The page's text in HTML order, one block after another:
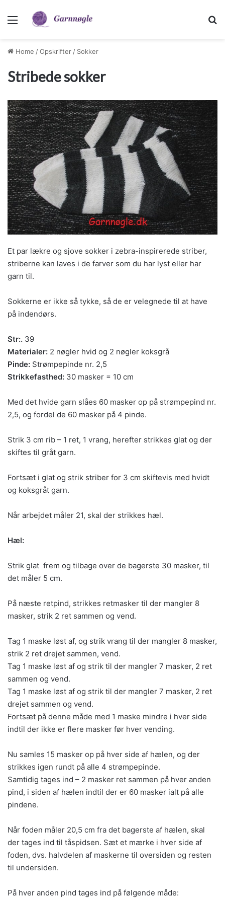
Menu
Home /Opskrifter/ Sokker
Stribede sokker
Et par lækre og sjove sokker i zebra-inspirerede striber,
striberne kan laves i de farver som du har lyst eller har
garn til.
Sokkerne er ikke så tykke, så de er velegnede til at have
på indendørs.
Str:. 39
Materialer: 2 nøgler hvid og 2 nøgler koksgrå
Pinde: Strømpepinde nr. 2,5
Strikkefasthed: 30 masker = 10 cm
Med det hvide garn slåes 60 masker op på strømpepind nr.
2,5, og fordel de 60 masker på 4 pinde.
Strik 3 cm rib – 1 ret, 1 vrang, herefter strikkes glat og der
skiftes til gråt garn.
Fortsæt i glat og strik striber for 3 cm skiftevis med hvidt
og koksgråt garn.
Når arbejdet måler 21, skal der strikkes hæl.
Hæl:
Strik glat frem og tilbage over de bagerste 30 masker, til
det måler 5 cm.
På næste retpind, strikkes retmasker til der mangler 8
masker, strik 2 ret sammen og vend.
Tag 1 maske løst af, og strik vrang til der mangler 8 masker,
strik 2 ret drejet sammen, vend.
Tag 1 maske løst af og strik til der mangler 7 masker, 2 ret
sammen og vend.
Tag 1 maske løst af og strik til der mangler 7 masker, 2 ret
drejet sammen og vend.
Fortsæt på denne måde med 1 maske mindre i hver side
indtil der ikke er flere masker før hver vending.
Nu samles 15 masker op på hver side af hælen, og der
strikkes igen rundt på alle 4 strømpepinde.
Samtidig tages ind – 2 masker ret sammen på hver anden
pind, i siden af hælen indtil der er 60 masker ialt på alle
pindene.
Når foden måler 20,5 cm fra det bagerste af hælen, skal
der tages ind til tåspidsen. Sæt et mærke i hver side af
foden, dvs. halvdelen af maskerne til oversiden og resten
til undersiden.
På hver anden pind tages ind på følgende måde: